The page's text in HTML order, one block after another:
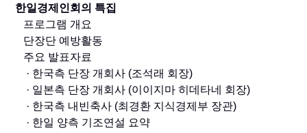
한일경제인회의 특집
프로그램 개요
단장단 예방활동
주요 발표자료
· 한국측 단장 개회사 (조석래 회장)
· 일본측 단장 개회사 (이이지마 히데타네 회장)
· 한국측 내빈축사 (최경환 지식경제부 장관)
· 한일 양측 기조연설 요약